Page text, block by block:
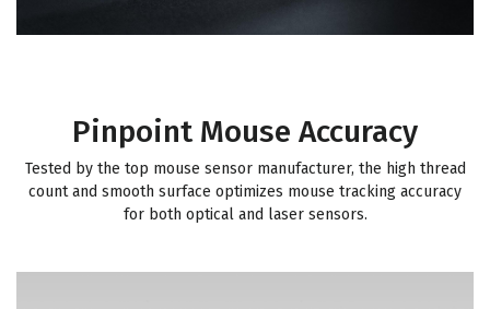
Pinpoint Mouse Accuracy
Tested by the top mouse sensor manufacturer, the high thread
count and smooth surface optimizes mouse tracking accuracy
for both optical and laser sensors.